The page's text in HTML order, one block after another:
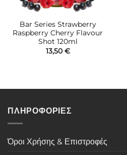
Bar Series Strawberry
Raspberry Cherry Flavour
Shot 120ml
13,50 €
ΠΛΗΡΟΦΟΡΙΕΣ
Όροι Χρήσης & Επιστροφές